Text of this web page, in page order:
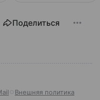
Поделиться
Внешняя политика